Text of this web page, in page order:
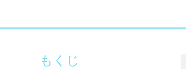
もくじ